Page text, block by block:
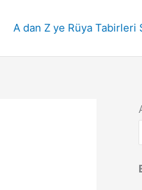
A dan Z ye Rüya Tabirleri